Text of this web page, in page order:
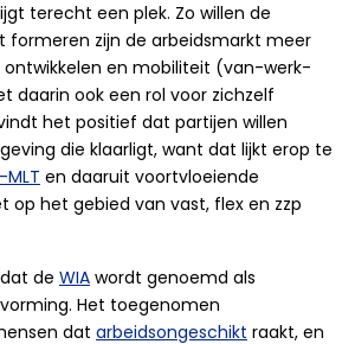
terecht een plek. Zo willen de
formeren zijn de arbeidsmarkt meer
en mobiliteit (van-werk-
daarin ook een rol voor zichzelf
het positief dat partijen willen
die klaarligt, want dat lijkt erop te
MLT en daaruit voortvloeiende
op het gebied van vast, flex en zzp
de WIA wordt genoemd als
Het toegenomen
dat arbeidsongeschikt raakt, en